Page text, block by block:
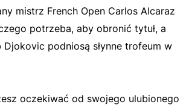
mistrz French Open Carlos Alcaraz
potrzeba, aby obronić tytuł, a
Djokovic podniosą słynne trofeum w
oczekiwać od swojego ulubionego